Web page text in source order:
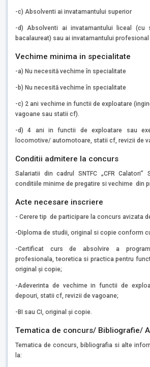
-c) Absolventi ai invatamantului superior
-d) Absolventi ai invatamantului liceal (cu
bacalaureat) sau ai invatamantului profesional
Vechime minima in specialitate
-a) Nu necesită vechime în specialitate
-b) Nu necesită vechime în specialitate
-c) 2 ani vechime in functii de exploatare
vagoane sau statii cf).
-d) 4 ani in functii de exploatare sau
locomotive/ automotoare, statii cf, revizii de
Conditii admitere la concurs
Salariatii din cadrul SNTFC „CFR Calatori”
conditiile minime de pregatire si vechime din
Acte necesare inscriere
- Cerere tip de participare la concurs avizata
-Diploma de studii, original si copie conform
-Certificat curs de absolvire a
profesionala, teoretica si practica pentru
original şi copie;
-Adeverinta de vechime in functii de
depouri, statii cf, revizii de vagoane;
-BI sau CI, original și copie.
Tematica de concurs/ Bibliografie/
Tematica de concurs, bibliografia si alte
la: